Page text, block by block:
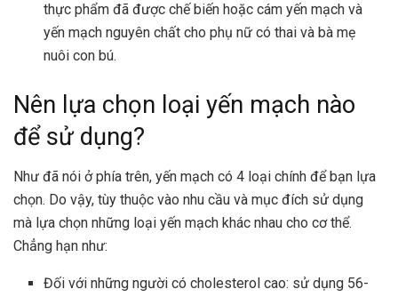
thực phẩm đã được chế biến hoặc cám yến mạch và
yến mạch nguyên chất cho phụ nữ có thai và bà mẹ
nuôi con bú.
Nên lựa chọn loại yến mạch nào
để sử dụng?
Như đã nói ở phía trên, yến mạch có 4 loại chính để bạn lựa
chọn. Do vậy, tùy thuộc vào nhu cầu và mục đích sử dụng
mà lựa chọn những loại yến mạch khác nhau cho cơ thể.
Chẳng hạn như:
Đối với những người có cholesterol cao: sử dụng 56-